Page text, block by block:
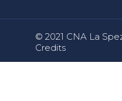
© 2021 CNA La
Credits